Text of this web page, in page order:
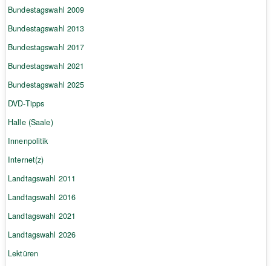
Bundestagswahl 2009
Bundestagswahl 2013
Bundestagswahl 2017
Bundestagswahl 2021
Bundestagswahl 2025
DVD-Tipps
Halle (Saale)
Innenpolitik
Internet(z)
Landtagswahl 2011
Landtagswahl 2016
Landtagswahl 2021
Landtagswahl 2026
Lektüren